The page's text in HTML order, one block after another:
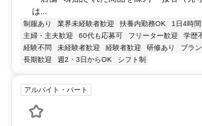
は...
制服あり 業界未経験者歓迎 扶養内勤務OK 1日4時
主婦・主夫歓迎
60代も応募可 フリーター歓迎 学歴
経験不問
未経験者歓迎 経験者歓迎 研修あり ブラ
長期歓迎
週2・3日からOK シフト制
アルバイト・パート